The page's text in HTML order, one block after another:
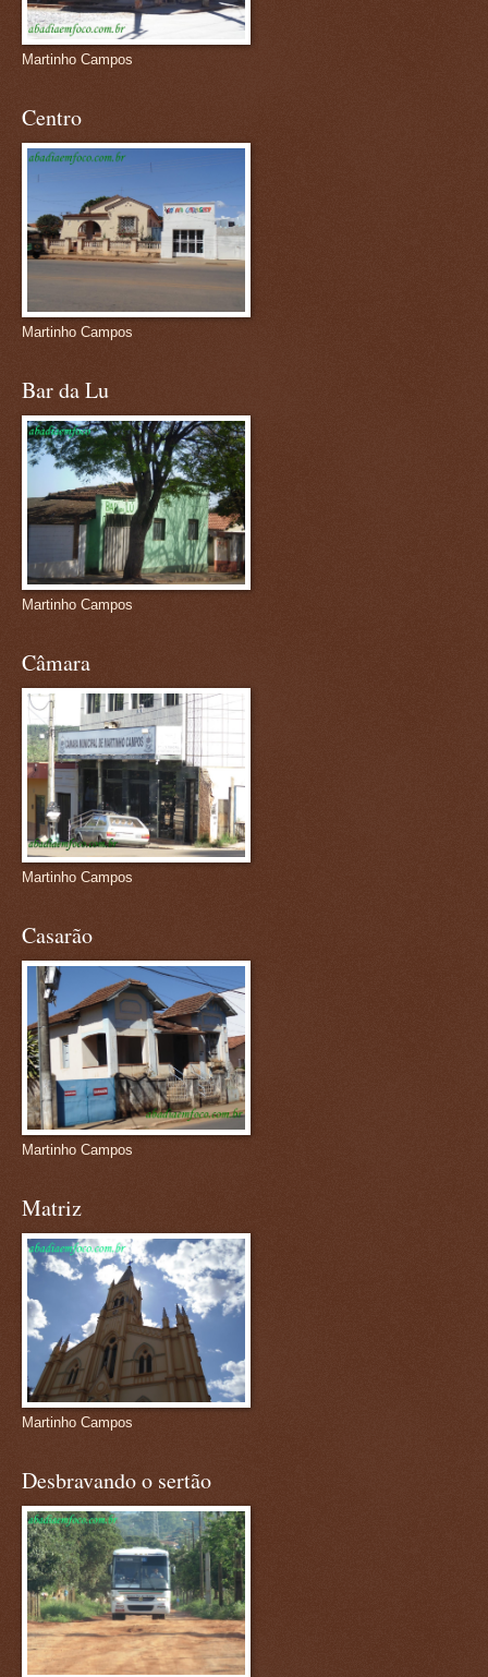
Martinho Campos
Centro
Martinho Campos
Bar da Lu
Martinho Campos
Câmara
Martinho Campos
Casarão
Martinho Campos
Matriz
Martinho Campos
Desbravando o sertão